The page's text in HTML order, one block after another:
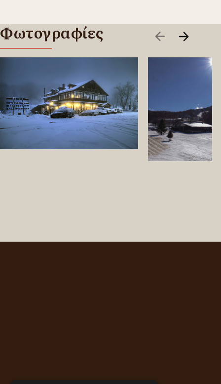
Φωτογραφίες